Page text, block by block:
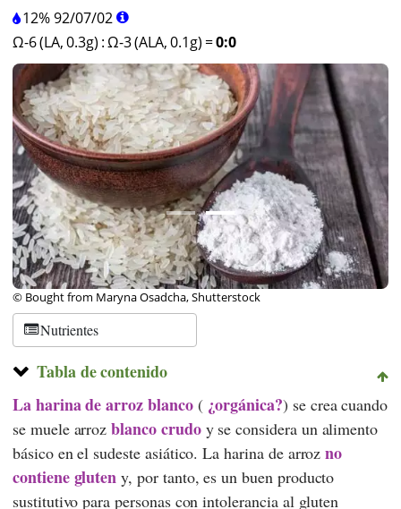
12%92/07/02
Ω-6 (LA, 0.3g) :Ω-3 (ALA, 0.1g) =0:0
© Bought from Maryna Osadcha, Shutterstock
Nutrientes
Tabla de contenido
La harina de arroz blanco( ¿orgánica?) se crea cuando
se muele arrozblanco crudoy se considera un alimento
básico en el sudeste asiático. La harina de arrozno
contiene gluten y, por tanto, es un buen producto
sustitutivo para personas con intolerancia al gluten